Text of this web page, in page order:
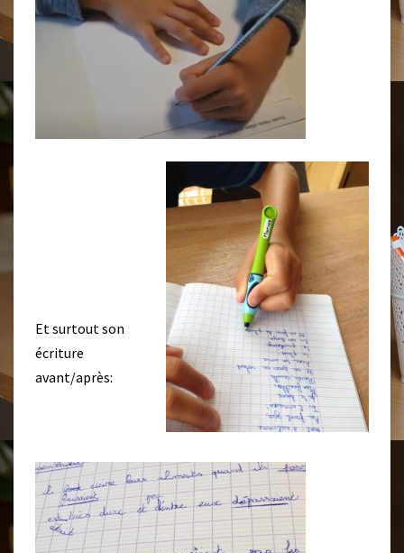
Et surtout son
écriture
avant/après: